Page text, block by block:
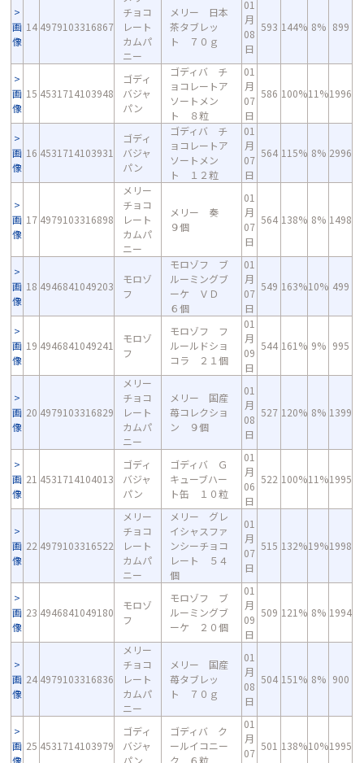
画
像
14 4979103316867
チョコ
レート
カムパ
ニー
メリー 日本
茶タブレッ
ト ７０ｇ
01
月
08
日
593 144% 8% 899
画
像
15 4531714103948
ゴディ
バジャ
パン
ゴディバ チ
ョコレートア
ソートメン
ト ８粒
01
月
07
日
586 100%11%1996
画
像
16 4531714103931
ゴディ
バジャ
パン
ゴディバ チ
ョコレートア
ソートメン
ト １２粒
01
月
07
日
564 115% 8% 2996
画
像
17 4979103316898
メリー
チョコ
レート
カムパ
ニー
メリー 奏
９個
01
月
07
日
564 138% 8% 1498
画
像
18 4946841049203
モロゾ
フ
モロゾフ ブ
ルーミングブ
ーケ ＶＤ
６個
01
月
07
日
549 163%10% 499
画
像
19 4946841049241
モロゾ
フ
モロゾフ フ
ルールドショ
コラ ２１個
01
月
09
日
544 161% 9% 995
画
像
20 4979103316829
メリー
チョコ
レート
カムパ
ニー
メリー 国産
苺コレクショ
ン ９個
01
月
08
日
527 120% 8% 1399
画
像
21 4531714104013
ゴディ
バジャ
パン
ゴディバ Ｇ
キューブハー
ト缶 １０粒
01
月
06
日
522 100%11%1995
画
像
22 4979103316522
メリー
チョコ
レート
カムパ
ニー
メリー グレ
イシャスファ
ンシーチョコ
レート ５４
個
01
月
07
日
515 132%19%1998
画
像
23 4946841049180
モロゾ
フ
モロゾフ ブ
ルーミングブ
ーケ ２０個
01
月
09
日
509 121% 8% 1994
画
像
24 4979103316836
メリー
チョコ
レート
カムパ
ニー
メリー 国産
苺タブレッ
ト ７０ｇ
01
月
08
日
504 151% 8% 900
画
像
25 4531714103979
ゴディ
バジャ
パン
ゴディバ ク
ールイコニー
ク ６粒
01
月
07
501 138%10%1995